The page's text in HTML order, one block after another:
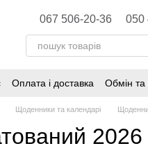
067 506-20-36 050
Оплата і доставка Обмін та
Щоденники та календарі
2026